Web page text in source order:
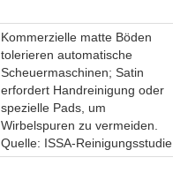
Kommerzielle matte Böden
tolerieren automatische
Scheuermaschinen; Satin
erfordert Handreinigung oder
spezielle Pads, um
Wirbelspuren zu vermeiden.
Quelle: ISSA-Reinigungsstudie.